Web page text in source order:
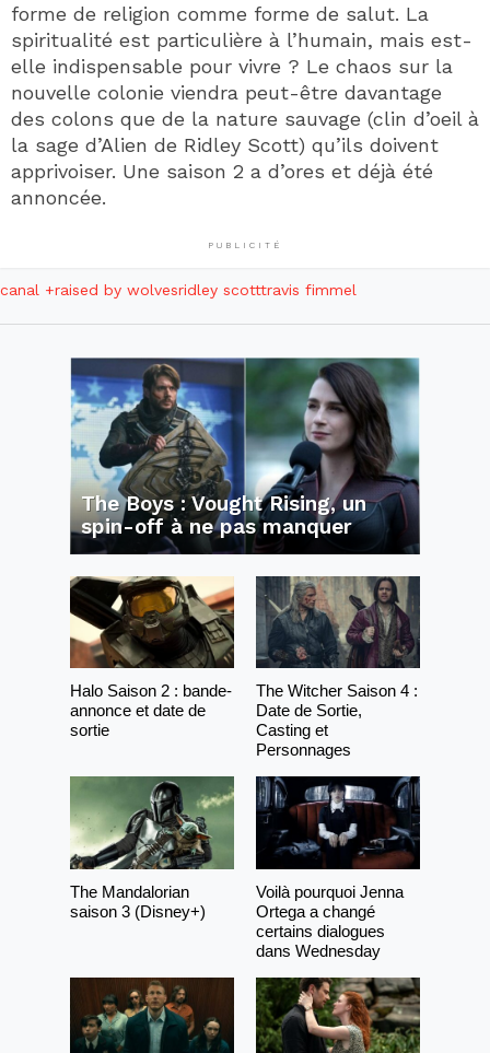
forme de religion comme forme de salut. La
spiritualité est particulière à l’humain, mais est-
elle indispensable pour vivre ? Le chaos sur la
nouvelle colonie viendra peut-être davantage
des colons que de la nature sauvage (clin d’oeil à
la sage d’Alien de Ridley Scott) qu’ils doivent
apprivoiser. Une saison 2 a d’ores et déjà été
annoncée.
PUBLICITÉ
canal +raised by wolvesridley scotttravis fimmel
The Boys : Vought Rising, un
spin-off à ne pas manquer
Halo Saison 2 : bande-
annonce et date de
sortie
The Witcher Saison 4 :
Date de Sortie,
Casting et
Personnages
The Mandalorian
saison 3 (Disney+)
Voilà pourquoi Jenna
Ortega a changé
certains dialogues
dans Wednesday